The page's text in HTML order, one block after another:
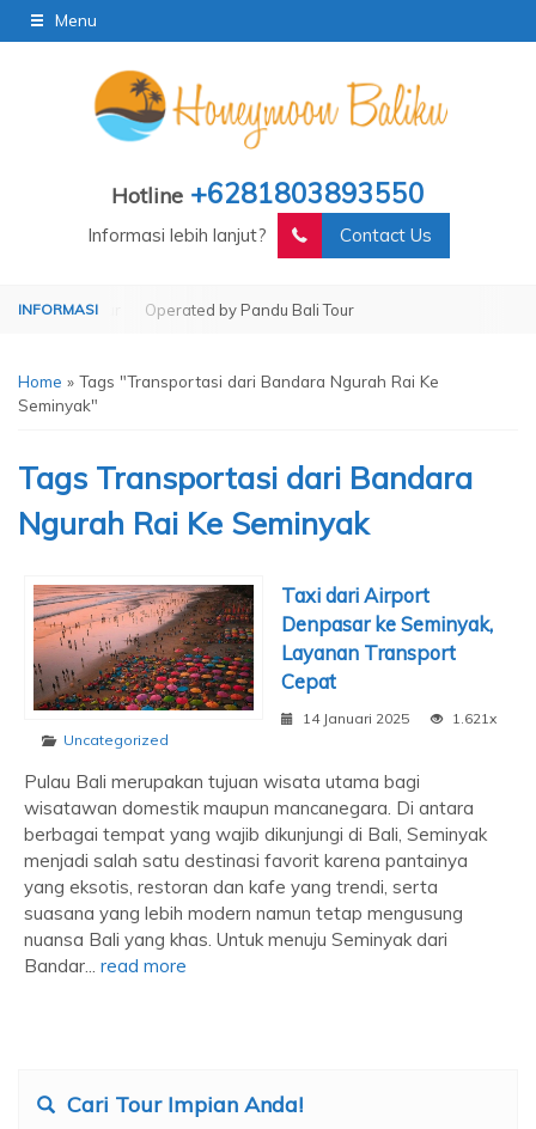
Menu
Hotline +6281803893550
Informasi lebih lanjut? Contact Us
Bali Tour Operated by Pandu Bali Tour
Home » Tags "Transportasi dari Bandara Ngurah Rai Ke
Seminyak"
Tags Transportasi dari Bandara
Ngurah Rai Ke Seminyak
Taxi dari Airport
Denpasar ke Seminyak,
Layanan Transport
Cepat
14 Januari 2025
1.621x
Uncategorized
Pulau Bali merupakan tujuan wisata utama bagi
wisatawan domestik maupun mancanegara. Di antara
berbagai tempat yang wajib dikunjungi di Bali, Seminyak
menjadi salah satu destinasi favorit karena pantainya
yang eksotis, restoran dan kafe yang trendi, serta
suasana yang lebih modern namun tetap mengusung
nuansa Bali yang khas. Untuk menuju Seminyak dari
Bandar... read more
Cari Tour Impian Anda!